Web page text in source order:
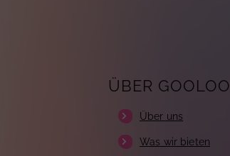
ÜBER GOOLOO
Über uns
Was wir bieten